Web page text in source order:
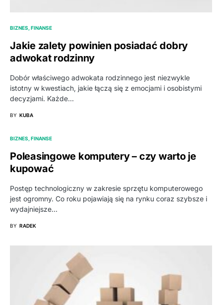
BIZNES, FINANSE
Jakie zalety powinien posiadać dobry
adwokat rodzinny
Dobór właściwego adwokata rodzinnego jest niezwykle
istotny w kwestiach, jakie łączą się z emocjami i osobistymi
decyzjami. Każde…
BY KUBA
BIZNES, FINANSE
Poleasingowe komputery – czy warto je
kupować
Postęp technologiczny w zakresie sprzętu komputerowego
jest ogromny. Co roku pojawiają się na rynku coraz szybsze i
wydajniejsze…
BY RADEK